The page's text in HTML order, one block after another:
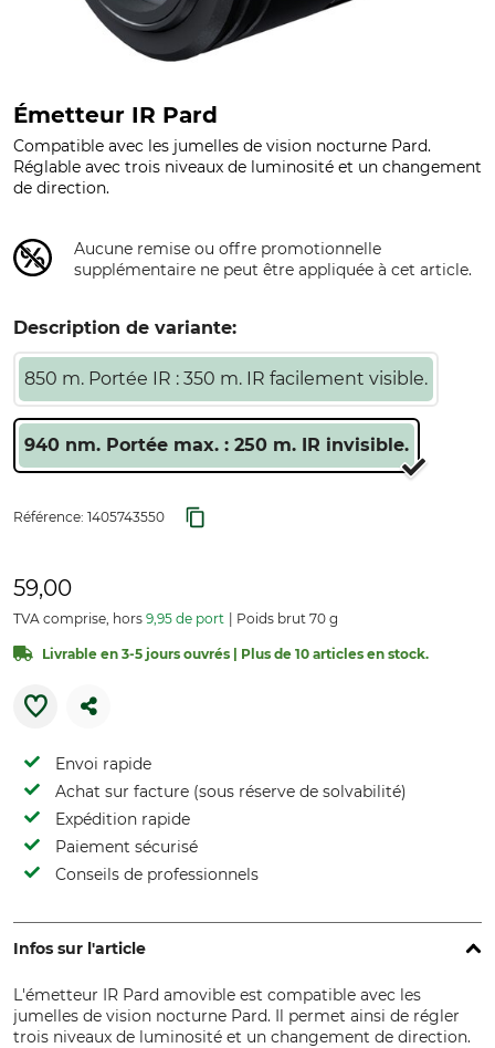
Émetteur IR Pard
Compatible avec les jumelles de vision nocturne Pard.
Réglable avec trois niveaux de luminosité et un changement
de direction.
Aucune remise ou offre promotionnelle
supplémentaire ne peut être appliquée à cet article.
Description de variante:
850 m. Portée IR : 350 m. IR facilement visible.
940 nm. Portée max. : 250 m. IR invisible.
Référence: 1405743550
59,00
TVA comprise, hors 9,95 de port Poids brut 70 g
Livrable en 3-5 jours ouvrés | Plus de 10 articles en stock.
Envoi rapide
Achat sur facture (sous réserve de solvabilité)
Expédition rapide
Paiement sécurisé
Conseils de professionnels
Infos sur l'article
L'émetteur IR Pard amovible est compatible avec les
jumelles de vision nocturne Pard. Il permet ainsi de régler
trois niveaux de luminosité et un changement de direction.